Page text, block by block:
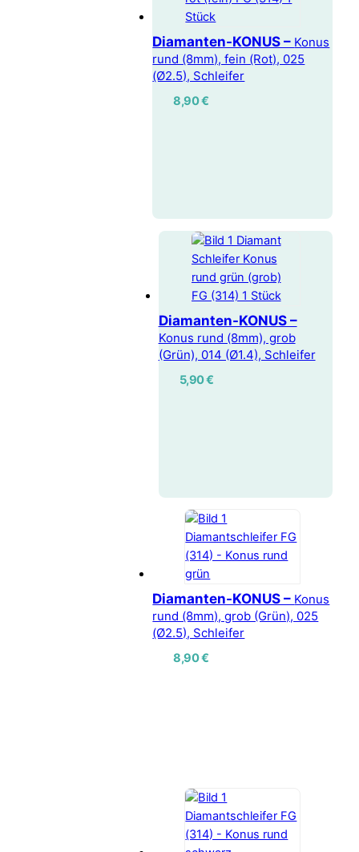
Diamanten-KONUS – Konus
rund (8mm), fein (Rot), 025
(Ø2.5), Schleifer
8,90€
Diamanten-KONUS –
Konus rund (8mm), grob
(Grün), 014 (Ø1.4), Schleifer
5,90€
Diamanten-KONUS – Konus
rund (8mm), grob (Grün), 025
(Ø2.5), Schleifer
8,90€